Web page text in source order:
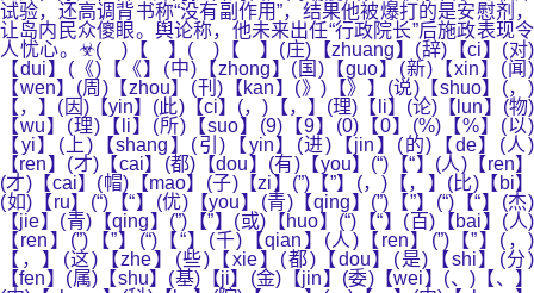
试验，还高调背书称“没有副作用”，结果他被爆打的是安慰剂，
让岛内民众傻眼。舆论称，他未来出任“行政院长”后施政表现令
人忧心。☣( )【 】( )【 】(庄)【zhuang】(辞)【ci】(对)
【dui】(《)【《】(中)【zhong】(国)【guo】(新)【xin】(闻)
【wen】(周)【zhou】(刊)【kan】(》)【》】(说)【shuo】(，)
【，】(因)【yin】(此)【ci】(，)【，】(理)【li】(论)【lun】(物)
【wu】(理)【li】(所)【suo】(9)【9】(0)【0】(%)【%】(以)
【yi】(上)【shang】(引)【yin】(进)【jin】(的)【de】(人)
【ren】(才)【cai】(都)【dou】(有)【you】(“)【“】(人)【ren】
(才)【cai】(帽)【mao】(子)【zi】(”)【”】(，)【，】(比)【bi】
(如)【ru】(“)【“】(优)【you】(青)【qing】(”)【”】(“)【“】(杰)
【jie】(青)【qing】(”)【”】(或)【huo】(“)【“】(百)【bai】(人)
【ren】(”)【”】(“)【“】(千)【qian】(人)【ren】(”)【”】(，)
【，】(这)【zhe】(些)【xie】(都)【dou】(是)【shi】(分)
【fen】(属)【shu】(基)【ji】(金)【jin】(委)【wei】(、)【、】